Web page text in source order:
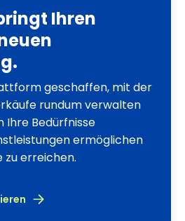
Ihren
geschaffen, mit der
rundum verwalten
Ihre Bedürfnisse
ermöglichen
zu erreichen.